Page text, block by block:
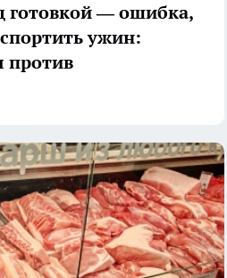
готовкой — ошибка,
ужин:
против